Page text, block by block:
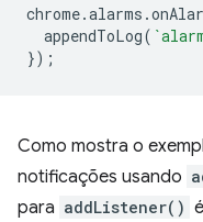
chrome.alarms .
appendToLog(
});
Como mostra o
notificações usando
para addListener()